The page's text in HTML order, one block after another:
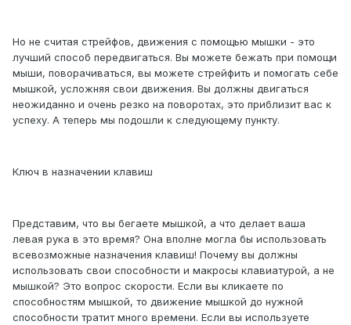
Но не считая стрейфов, движения с помощью мышки - это
лучший способ передвигаться. Вы можете бежать при помощи
мыши, поворачиваться, вы можете стрейфить и помогать себе
мышкой, усложняя свои движения. Вы должны двигаться
неожиданно и очень резко на поворотах, это приблизит вас к
успеху. А теперь мы подошли к следующему пункту.
Ключ в назначении клавиш
Представим, что вы бегаете мышкой, а что делает ваша
левая рука в это время? Она вполне могла бы использовать
всевозможные назначения клавиш! Почему вы должны
использовать свои способности и макросы клавиатурой, а не
мышкой? Это вопрос скорости. Если вы кликаете по
способностям мышкой, то движение мышкой до нужной
способности тратит много времени. Если вы используете